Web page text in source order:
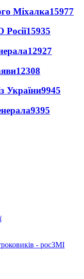
Міхалка15977
15935
12927
12308
України9945
9395
- росЗМІ